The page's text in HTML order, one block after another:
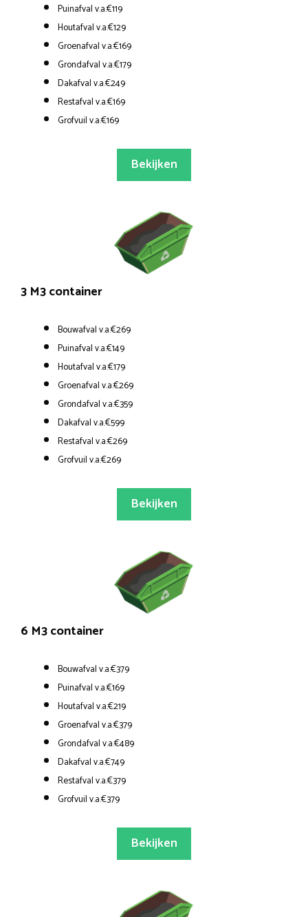
Puinafval v.a.€119
Houtafval v.a.€129
Groenafval v.a.€169
Grondafval v.a.€179
Dakafval v.a.€249
Restafval v.a.€169
Grofvuil v.a.€169
Bekijken
3 M3 container
Bouwafval v.a.€269
Puinafval v.a.€149
Houtafval v.a.€179
Groenafval v.a.€269
Grondafval v.a.€359
Dakafval v.a.€599
Restafval v.a.€269
Grofvuil v.a.€269
Bekijken
6 M3 container
Bouwafval v.a.€379
Puinafval v.a.€169
Houtafval v.a.€219
Groenafval v.a.€379
Grondafval v.a.€489
Dakafval v.a.€749
Restafval v.a.€379
Grofvuil v.a.€379
Bekijken